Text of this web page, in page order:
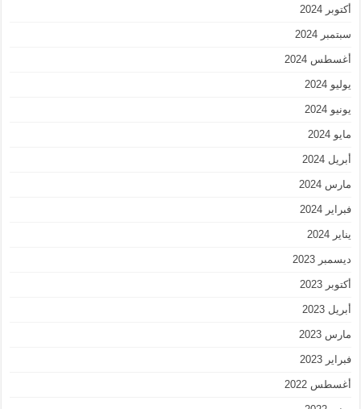
أكتوبر 2024
سبتمبر 2024
أغسطس 2024
يوليو 2024
يونيو 2024
مايو 2024
أبريل 2024
مارس 2024
فبراير 2024
يناير 2024
ديسمبر 2023
أكتوبر 2023
أبريل 2023
مارس 2023
فبراير 2023
أغسطس 2022